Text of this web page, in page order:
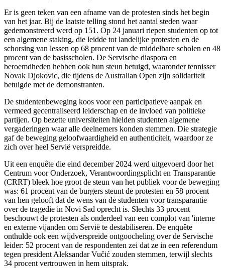
Er is geen teken van een afname van de protesten sinds het begin
van het jaar. Bij de laatste telling stond het aantal steden waar
gedemonstreerd werd op 151. Op 24 januari riepen studenten op tot
een algemene staking, die leidde tot landelijke protesten en de
schorsing van lessen op 68 procent van de middelbare scholen en 48
procent van de basisscholen. De Servische diaspora en
beroemdheden hebben ook hun steun betuigd, waaronder tennisser
Novak Djokovic, die tijdens de Australian Open zijn solidariteit
betuigde met de demonstranten.
De studentenbeweging koos voor een participatieve aanpak en
vermeed gecentraliseerd leiderschap en de invloed van politieke
partijen. Op bezette universiteiten hielden studenten algemene
vergaderingen waar alle deelnemers konden stemmen. Die strategie
gaf de beweging geloofwaardigheid en authenticiteit, waardoor ze
zich over heel Servië verspreidde.
Uit een enquête die eind december 2024 werd uitgevoerd door het
Centrum voor Onderzoek, Verantwoordingsplicht en Transparantie
(CRRT) bleek hoe groot de steun van het publiek voor de beweging
was: 61 procent van de burgers steunt de protesten en 58 procent
van hen gelooft dat de wens van de studenten voor transparantie
over de tragedie in Novi Sad oprecht is. Slechts 33 procent
beschouwt de protesten als onderdeel van een complot van 'interne
en externe vijanden om Servië te destabiliseren. De enquête
onthulde ook een wijdverspreide ontgoocheling over de Servische
leider: 52 procent van de respondenten zei dat ze in een referendum
tegen president Aleksandar Vučić zouden stemmen, terwijl slechts
34 procent vertrouwen in hem uitsprak.